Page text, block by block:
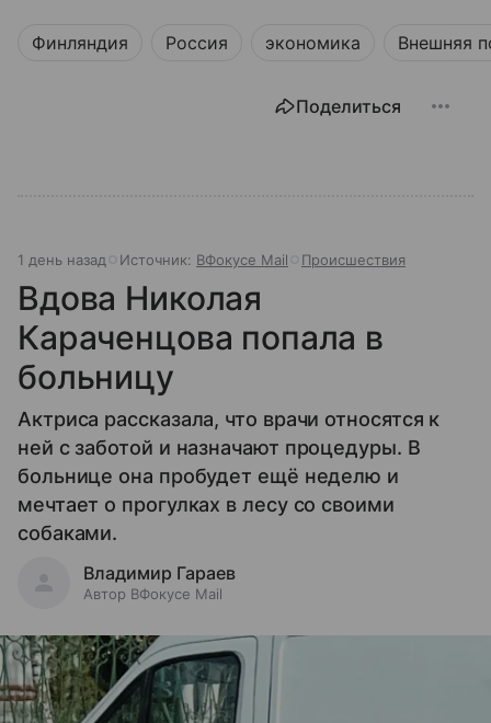
Финляндия Россия экономика Внешняя
Поделиться
1 день назад Источник: ВФокусе Mail Происшествия
Вдова Николая
Караченцова попала в
больницу
Актриса рассказала, что врачи относятся к
ней с заботой и назначают процедуры. В
больнице она пробудет ещё неделю и
мечтает о прогулках в лесу со своими
собаками.
Владимир Гараев
Автор ВФокусе Mail